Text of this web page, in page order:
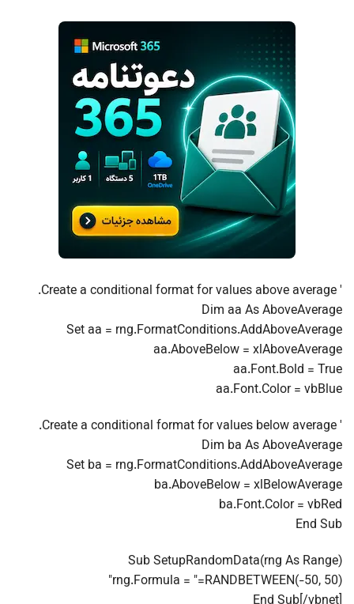
' Create a conditional format for values above average.
Dim aa As AboveAverage
Set aa = rng.FormatConditions.AddAboveAverage
aa.AboveBelow = xlAboveAverage
aa.Font.Bold = True
aa.Font.Color = vbBlue
' Create a conditional format for values below average.
Dim ba As AboveAverage
Set ba = rng.FormatConditions.AddAboveAverage
ba.AboveBelow = xlBelowAverage
ba.Font.Color = vbRed
End Sub
Sub SetupRandomData(rng As Range)
rng.Formula = "=RANDBETWEEN(-50, 50)"